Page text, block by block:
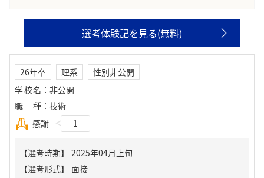
選考体験記を見る(無料)
26年卒 理系
性別非公開
学校名 ： 非公開
職種 ： 技術
感謝
1